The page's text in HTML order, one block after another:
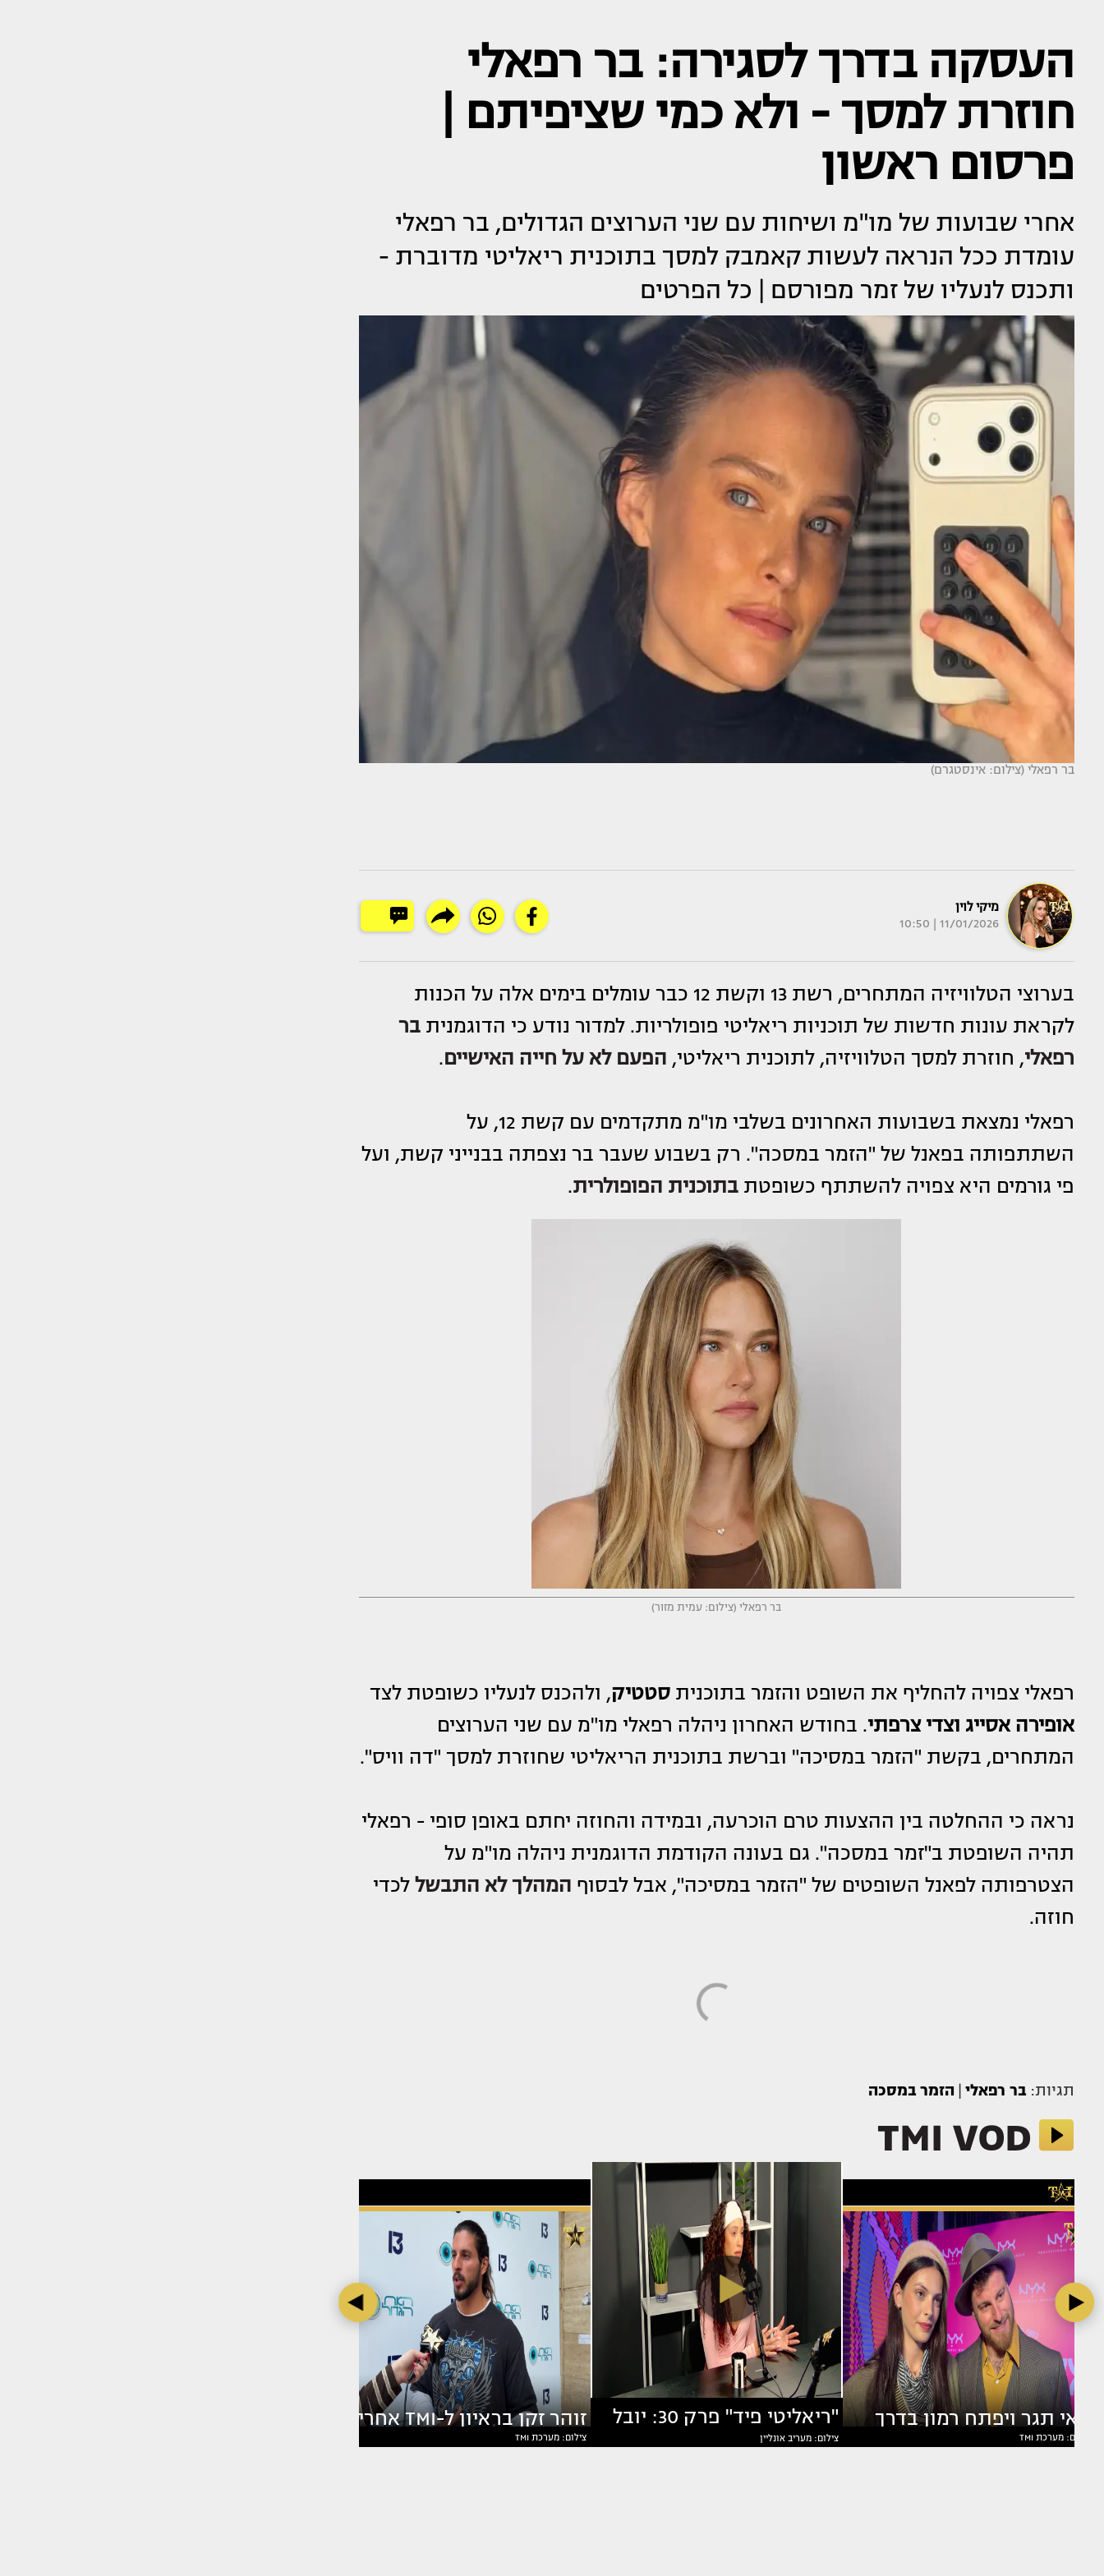
העסקה בדרך לסגירה: בר רפאלי
חוזרת למסך - ולא כמי שציפיתם |
פרסום ראשון
אחרי שבועות של מו"מ ושיחות עם שני הערוצים הגדולים, בר רפאלי
עומדת ככל הנראה לעשות קאמבק למסך בתוכנית ריאליטי מדוברת -
ותכנס לנעליו של זמר מפורסם | כל הפרטים
בר רפאלי (צילום: אינסטגרם)
מיקי לוין
11/01/2026 | 10:50
בערוצי הטלוויזיה המתחרים, רשת 13 וקשת 12 כבר עומלים בימים אלה על הכנות
לקראת עונות חדשות של תוכניות ריאליטי פופולריות. למדור נודע כי הדוגמניתבר
רפאלי, חוזרת למסך הטלוויזיה, לתוכנית ריאליטי, הפעם לא על חייה האישיים.
רפאלי נמצאת בשבועות האחרונים בשלבי מו"מ מתקדמים עם קשת 12, על
השתתפותה בפאנל של "הזמר במסכה". רק בשבוע שעבר בר נצפתה בבנייני קשת, ועל
פי גורמים היא צפויה להשתתף כשופטתבתוכנית הפופולרית.
בר רפאלי (צילום: עמית מזור)
רפאלי צפויה להחליף את השופט והזמר בתוכניתסטטיק, ולהכנס לנעליו כשופטת לצד
אופירה אסייג וצדי צרפתי. בחודש האחרון ניהלה רפאלי מו"מ עם שני הערוצים
המתחרים, בקשת "הזמר במסיכה" וברשת בתוכנית הריאליטי שחוזרת למסך "דה וויס".
נראה כי ההחלטה בין ההצעות טרם הוכרעה, ובמידה והחוזה יחתם באופן סופי - רפאלי
תהיה השופטת ב"זמר במסכה". גם בעונה הקודמת הדוגמנית ניהלה מו"מ על
הצטרפותה לפאנל השופטים של "הזמר במסיכה", אבל לבסוף המהלך לא התבשל לכדי
חוזה.
תגיות:בר רפאלי הזמר במסכה
TMI VOD
זוהר זקן בראיון ל-TMI אחרי
ההדחה
צילום: מערכת TMI
"ריאליטי פיד" פרק 30: יובל
בוצ'ן מדברת על הכל
צילום: מעריב אונליין
מאי תגר ויפתח רמון בדרך
לשלב הבא?
צילום: מערכת TMI